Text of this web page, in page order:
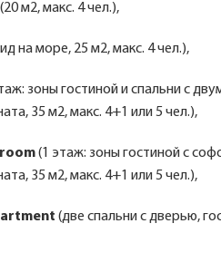
(20 м2, макс. 4 чел.),
на море, 25 м2, макс. 4 чел.),
зоны гостиной и спальни с
35 м2, макс. 4+1 или 5 чел.),
(1 этаж: зоны гостиной с
35 м2, макс. 4+1 или 5 чел.),
(две спальни с дверью,